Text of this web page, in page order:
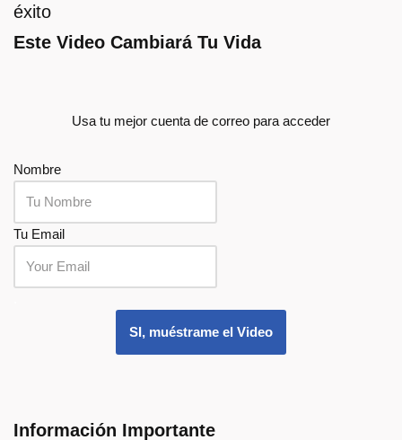
éxito
Este Video Cambiará Tu Vida
Usa tu mejor cuenta de correo para acceder
Nombre
Tu Email
SI, muéstrame el Video
Información Importante